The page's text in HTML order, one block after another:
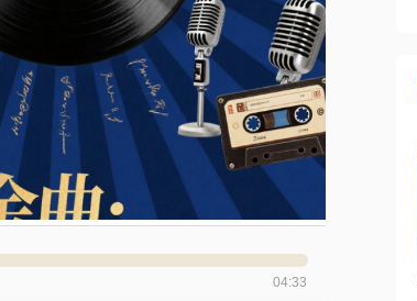
04:33